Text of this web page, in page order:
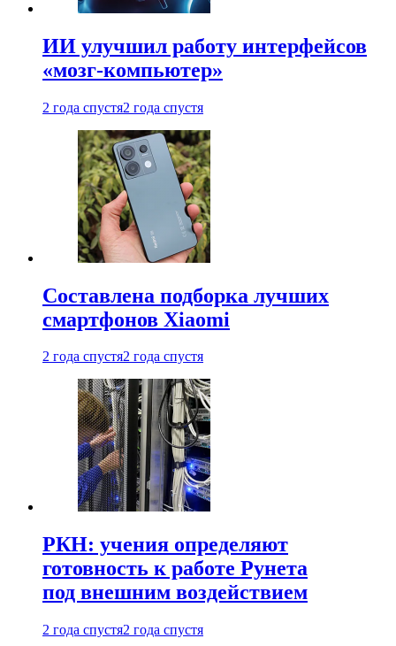
ИИ улучшил работу интерфейсов
«мозг-компьютер»
2 года спустя2 года спустя
Составлена подборка лучших
смартфонов Xiaomi
2 года спустя2 года спустя
РКН: учения определяют
готовность к работе Рунета
под внешним воздействием
2 года спустя2 года спустя